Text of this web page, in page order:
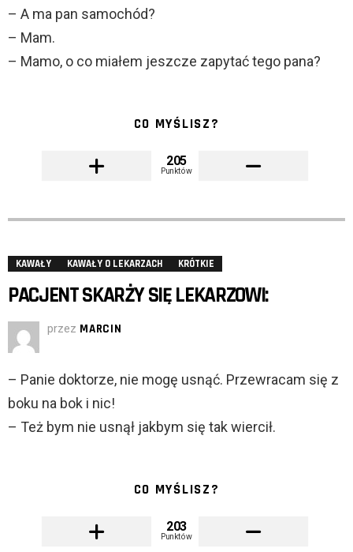
– A ma pan samochód?
– Mam.
– Mamo, o co miałem jeszcze zapytać tego pana?
CO MYŚLISZ?
205
Punktów
KAWAŁY KAWAŁY O LEKARZACH KRÓTKIE
PACJENT SKARŻY SIĘ LEKARZOWI:
przez MARCIN
– Panie doktorze, nie mogę usnąć. Przewracam się z
boku na bok i nic!
– Też bym nie usnął jakbym się tak wiercił.
CO MYŚLISZ?
203
Punktów